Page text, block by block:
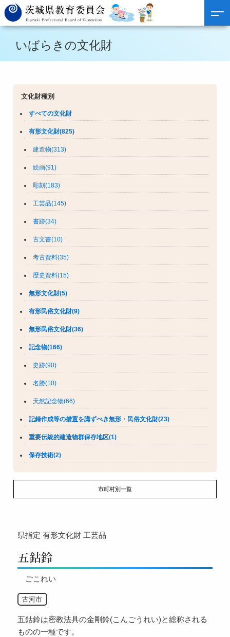
いばらきの文化財
文化財種別
すべての文化財
有形文化財(825)
建造物(313)
絵画(91)
彫刻(183)
工芸品(145)
書跡(34)
古文書(10)
考古資料(35)
歴史資料(15)
無形文化財(5)
有形民俗文化財(9)
無形民俗文化財(36)
記念物(166)
史跡(90)
名勝(10)
天然記念物(66)
記録作成等の措置を講ずべき無形・民俗文化財(23)
重要伝統的建造物群保存地区(1)
保存技術(2)
市町村別一覧
県指定 有形文化財 工芸品
五鈷鈴
ごこれい
古河市
五鈷鈴は密教法具の金剛鈴(こんごうれい)と総称される
ものの一種です。